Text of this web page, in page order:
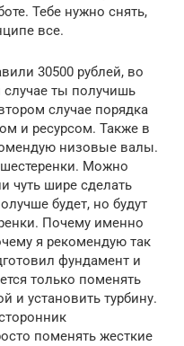
Тебе нужно снять,
все.
30500 рублей, во
случае ты получишь
случае порядка
и ресурсом. Также в
низовые валы.
Можно
чуть шире сделать
будет, но будут
Почему именно
я рекомендую так
фундамент и
только поменять
и установить турбину.
поменять жесткие